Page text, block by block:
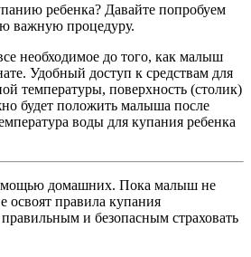
ребенка? Давайте попробуем
важную процедуру.
необходимое до того, как малыш
Удобный доступ к средствам для
температуры, поверхность (столик)
будет положить малыша после
воды для купания ребенка
домашних. Пока малыш не
освоят правила купания
и безопасным страховать